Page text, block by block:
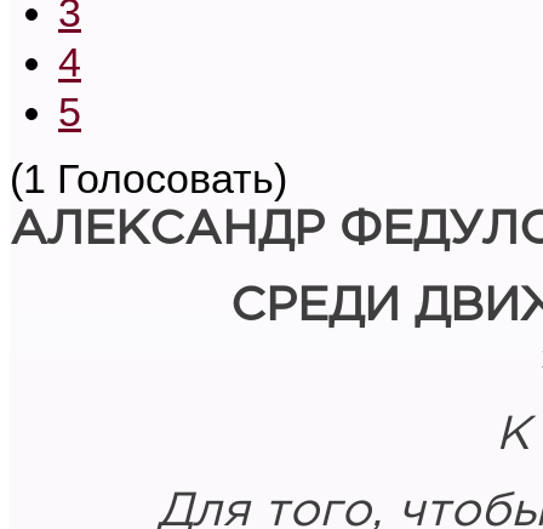
3
4
5
(1 Голосовать)
АЛЕКСАНДР
С РЕДИ
К
Для того,